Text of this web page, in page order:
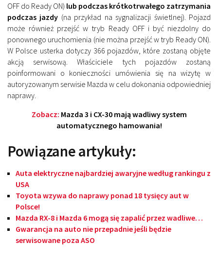
OFF do Ready ON) lub podczas krótkotrwałego zatrzymania
podczas jazdy (na przykład na sygnalizacji świetlnej). Pojazd
może również przejść w tryb Ready OFF i być niezdolny do
ponownego uruchomienia (nie można przejść w tryb Ready ON).
W Polsce usterka dotyczy 366 pojazdów, które zostaną objęte
akcją serwisową. Właściciele tych pojazdów zostaną
poinformowani o konieczności umówienia się na wizytę w
autoryzowanym serwisie Mazda w celu dokonania odpowiedniej
naprawy.
Zobacz: Mazda 3 i CX-30 mają wadliwy system
automatycznego hamowania!
Powiązane artykuły:
Auta elektryczne najbardziej awaryjne według rankingu z
USA
Toyota wzywa do naprawy ponad 18 tysięcy aut w
Polsce!
Mazda RX-8 i Mazda 6 mogą się zapalić przez wadliwe…
Gwarancja na auto nie przepadnie jeśli będzie
serwisowane poza ASO